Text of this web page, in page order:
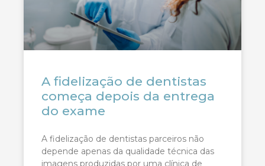
A fidelização de dentistas
começa depois da entrega
do exame
A fidelização de dentistas parceiros não
depende apenas da qualidade técnica das
imagens produzidas por uma clínica de